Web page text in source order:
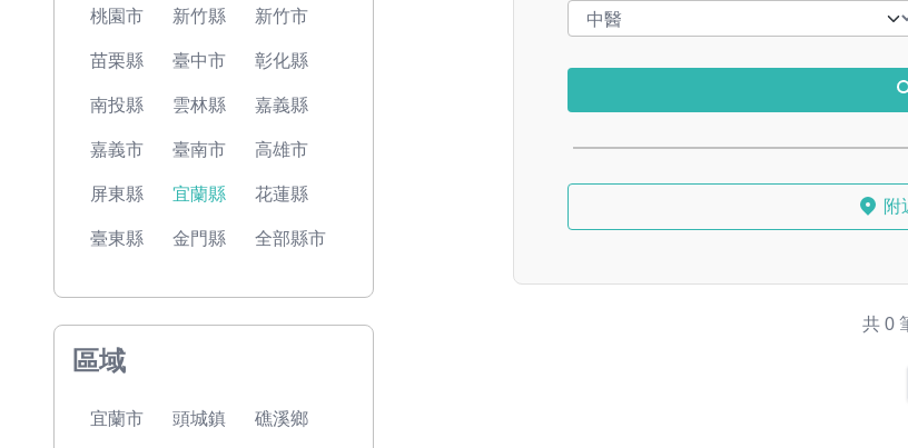
桃園市 新竹縣 新竹市
苗栗縣 臺中市 彰化縣
南投縣 雲林縣 嘉義縣
嘉義市 臺南市 高雄市
屏東縣 宜蘭縣 花蓮縣
臺東縣 金門縣 全部縣市
區域
宜蘭市 頭城鎮 礁溪鄉
附
共 0